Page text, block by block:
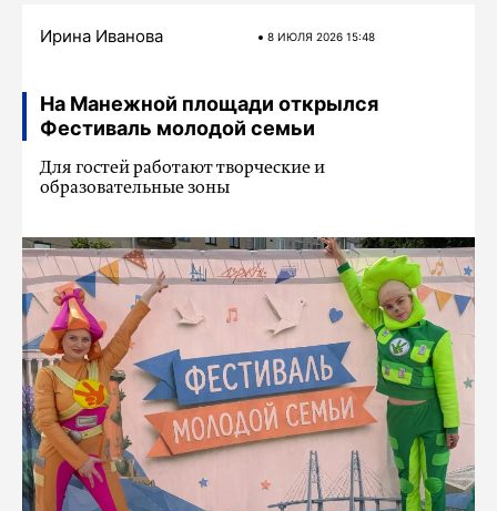
Ирина Иванова 8 ИЮЛЯ 2026 15:48
На Манежной площади открылся
Фестиваль молодой семьи
Для гостей работают творческие и
образовательные зоны